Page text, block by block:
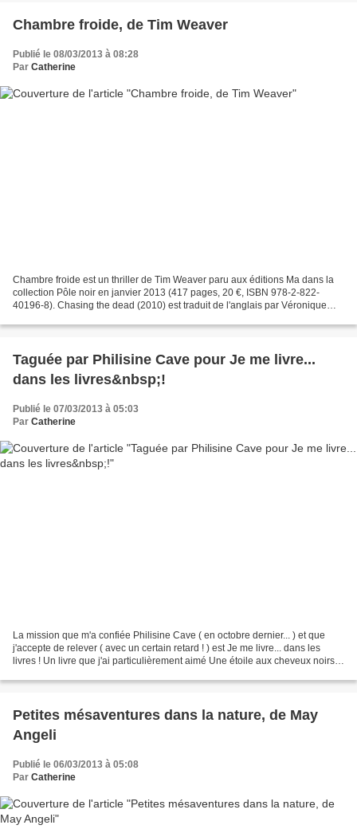
Chambre froide, de Tim Weaver
Publié le 08/03/2013 à 08:28
Par Catherine
Chambre froide est un thriller de Tim Weaver paru aux éditions Ma dans la
collection Pôle noir en janvier 2013 (417 pages, 20 €, ISBN 978-2-822-
40196-8). Chasing the dead (2010) est traduit de l'anglais par Véronique
Taguée par Philisine Cave pour Je me livre...
dans les livres&nbsp;!
Publié le 07/03/2013 à 05:03
Par Catherine
La mission que m'a confiée Philisine Cave ( en octobre dernier... ) et que
j'accepte de relever ( avec un certain retard ! ) est Je me livre... dans les
livres ! Un livre que j'ai particulièrement aimé Une étoile aux cheveux noirs,
Petites mésaventures dans la nature, de May
Angeli
Publié le 06/03/2013 à 05:08
Par Catherine